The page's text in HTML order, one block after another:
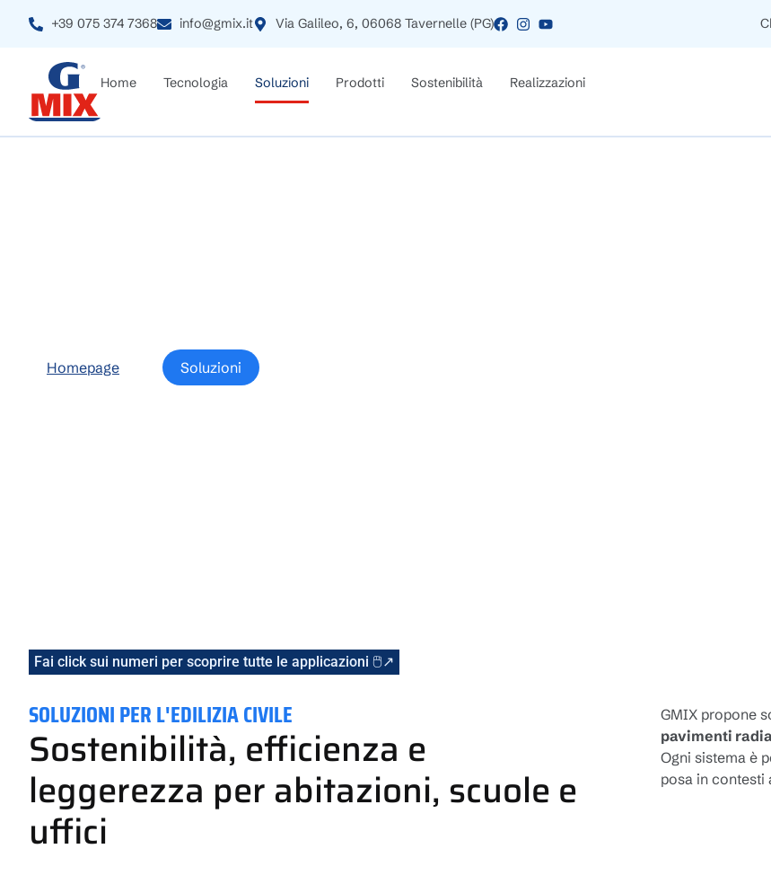
+39 075 374 7368 info@gmix.it Via Galileo, 6, 06068 Tavernelle (PG)
Home Tecnologia Soluzioni Prodotti Sostenibilità Realizzazioni
Homepage Soluzioni
Fai click sui numeri per scoprire tutte le applicazioni 🖱️↗
SOLUZIONI PER L'EDILIZIA CIVILE
Sostenibilità, efficienza e
leggerezza per abitazioni, scuole e
uffici
GMIX propone
pavimenti
Ogni sistema è
posa in contesti